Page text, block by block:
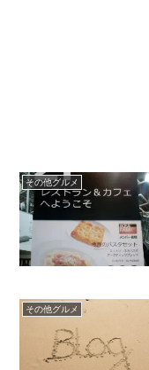
その他グルメ
その他グルメ